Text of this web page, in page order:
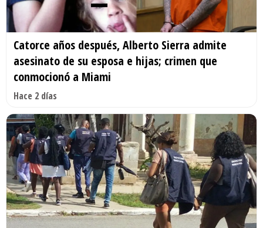
Catorce años después, Alberto Sierra admite
asesinato de su esposa e hijas; crimen que
conmocionó a Miami
Hace 2 días